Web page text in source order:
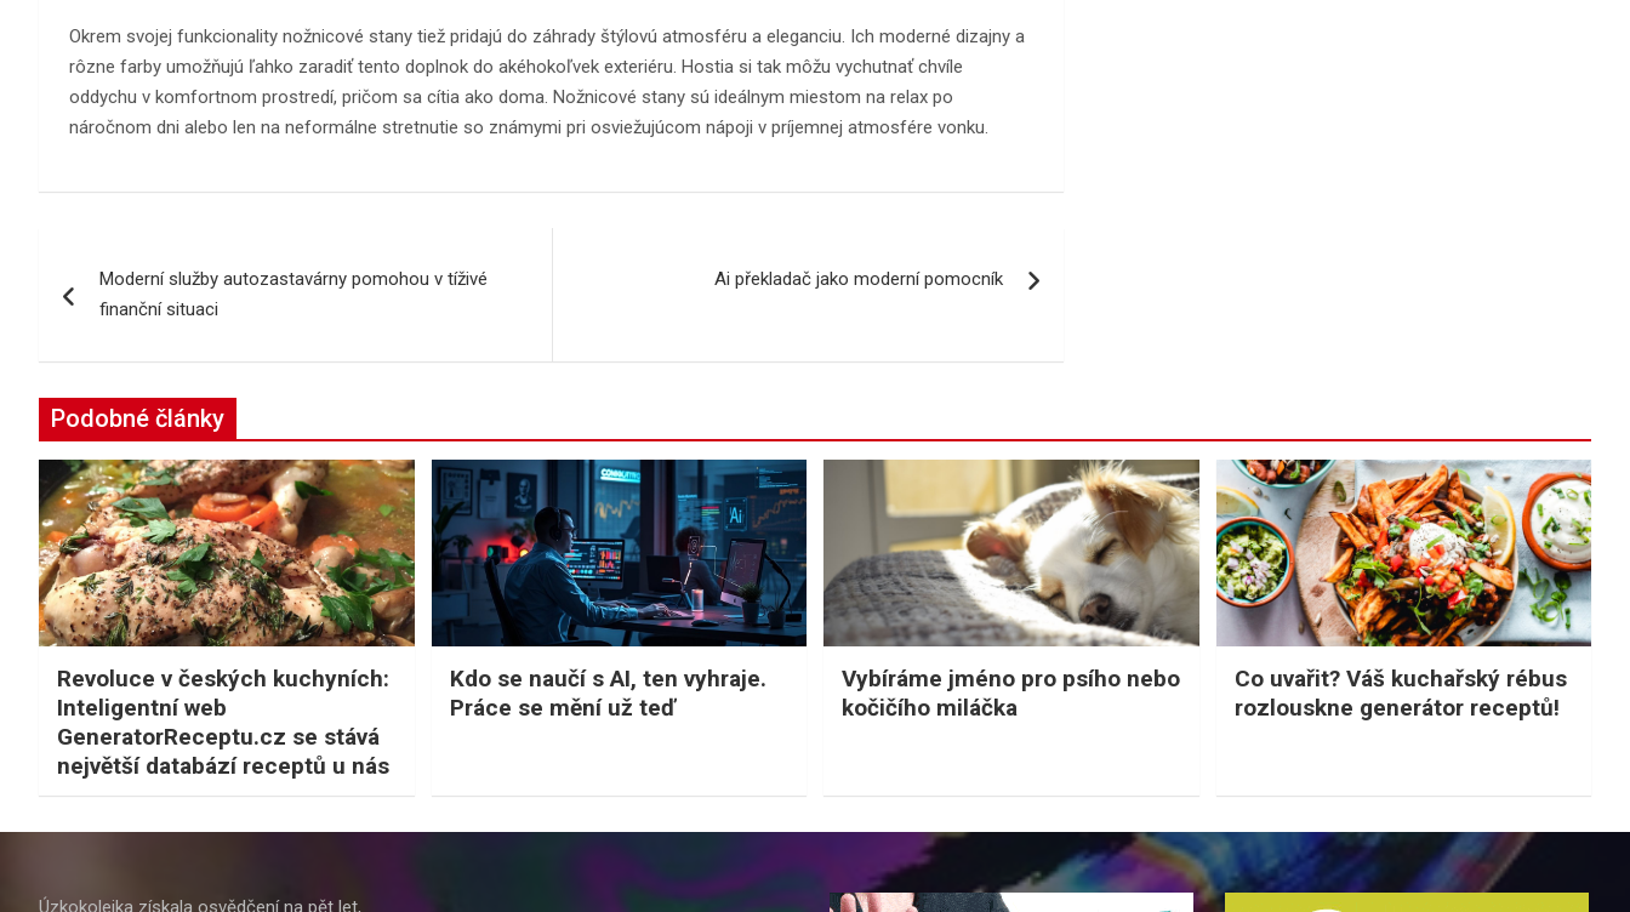
Okrem svojej funkcionality nožnicové stany tiež pridajú do záhrady štýlovú atmosféru a eleganciu. Ich moderné dizajny a
rôzne farby umožňujú ľahko zaradiť tento doplnok do akéhokoľvek exteriéru. Hostia si tak môžu vychutnať chvíle
oddychu v komfortnom prostredí, pričom sa cítia ako doma. Nožnicové stany sú ideálnym miestom na relax po
náročnom dni alebo len na neformálne stretnutie so známymi pri osviežujúcom nápoji v príjemnej atmosfére vonku.
pro
příspěvek
Moderní služby autozastavárny pomohou v tíživé
finanční situaci
Ai překladač jako moderní pomocník
Podobné články
Revoluce v českých kuchyních:
Inteligentní web
GeneratorReceptu.cz se stává
největší databází receptů u nás
Kdo se naučí s AI, ten vyhraje.
Práce se mění už teď
Vybíráme jméno pro psího nebo
kočičího miláčka
Co uvařit? Váš kuchařský rébus
rozlouskne generátor receptů!